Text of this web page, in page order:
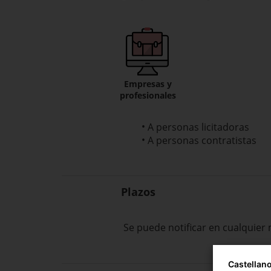
Empresas y
profesionales
A personas licitadoras
A personas contratistas
Plazos
Se puede notificar en cualquier